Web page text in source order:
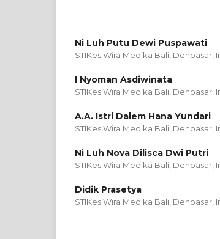
Ni Luh Putu Dewi Puspawati
STIKes Wira Medika Bali, Denpasar,
I Nyoman Asdiwinata
STIKes Wira Medika Bali, Denpasar,
A.A. Istri Dalem Hana Yundari
STIKes Wira Medika Bali, Denpasar,
Ni Luh Nova Dilisca Dwi Putri
STIKes Wira Medika Bali, Denpasar,
Didik Prasetya
STIKes Wira Medika Bali, Denpasar,